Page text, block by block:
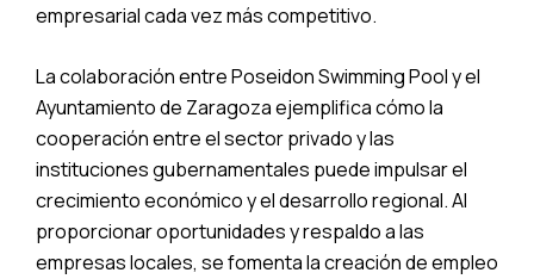
empresarial cada vez más competitivo.
La colaboración entre Poseidon Swimming Pool y el
Ayuntamiento de Zaragoza ejemplifica cómo la
cooperación entre el sector privado y las
instituciones gubernamentales puede impulsar el
crecimiento económico y el desarrollo regional. Al
proporcionar oportunidades y respaldo a las
empresas locales, se fomenta la creación de empleo